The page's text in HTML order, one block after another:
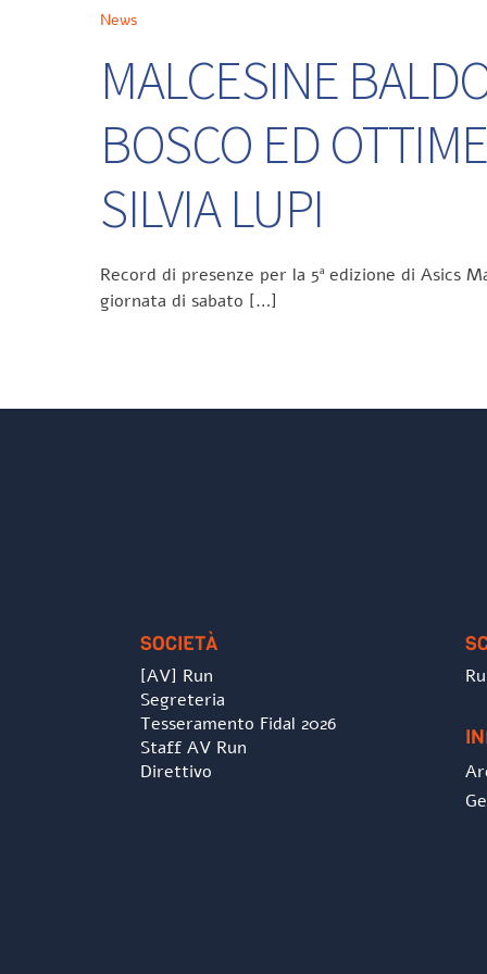
News
MALCESINE
BOSCO ED
SILVIA LUPI
Record di presenze per la 5ª edizione di Asics
giornata di sabato […]
SOCIETÀ
[AV] Run
Segreteria
Tesseramento Fidal 2026
Staff AV Run
Direttivo